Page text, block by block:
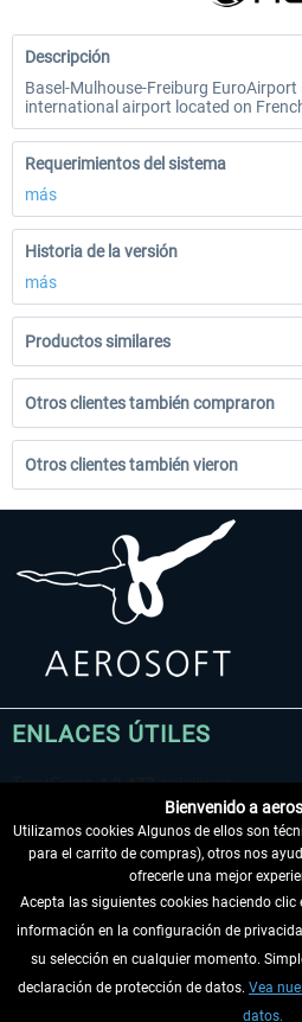
Descripción
Basel-Mulhouse-Freiburg
international airport located on
Requerimientos del sistema
más
Historia de la versión
más
Productos similares
Otros clientes también compraron
Otros clientes también vieron
ENLACES ÚTILES
DESISTIR DEL CONTRATO
INFORMACIÓN
Bienvenido a
Utilizamos cookies Algunos de ellos son
para el carrito de compras), otros nos
ofrecerle una mejor
Acepta las siguientes cookies haciendo
información en la configuración de
su selección en cualquier momento.
declaración de protección de datos. Vea
datos.